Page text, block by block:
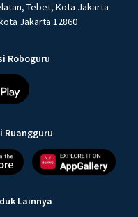
Tebet, Kota Jakarta
Jakarta 12860
Roboguru
Ruangguru
Lainnya